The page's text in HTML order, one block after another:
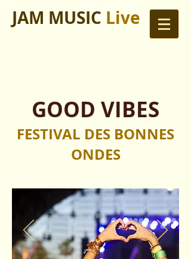
JAM MUSIC Live
GOOD VIBES
FESTIVAL DES BONNES
ONDES